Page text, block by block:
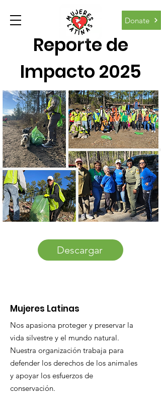
Donate
Reporte de
Impacto 2025
Descargar
Mujeres Latinas
Nos apasiona proteger y preservar la
vida silvestre y el mundo natural.
Nuestra organización trabaja para
defender los derechos de los animales
y apoyar los esfuerzos de
conservación.